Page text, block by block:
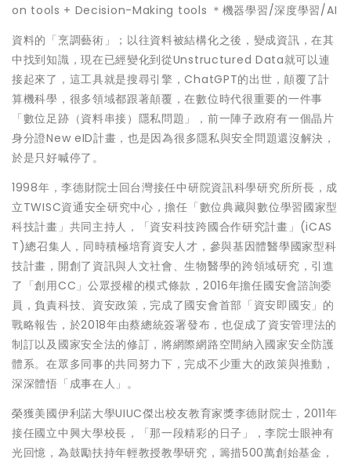
on tools + Decision-Making tools ＊機器學習/深度學習/AI
資料的「烹調藝術」；以往資料被結構化之後，變成資訊，在其
中找到知識，現在已經變化到從Unstructured Data就可以連
接起來了，這工具就是搜尋引擎，ChatGPT的出世，顛覆了計
算機科學，很多領域都跟著顛覆，在數位時代很重要的一件事
「數位足跡（資料串接）隱私問題」，前一陣子政府有一個晶片
身分證New eID計畫，也是因為很多隱私與安全問題還沒解決，
於是只好喊停了。
1998年，李德財院士回台灣接任中研院資訊科學研究所所長，成
立TWISC資通安全研究中心，擔任「數位典藏與數位學習國家型
科技計畫」共同主持人，「資安科技跨國合作研究計畫」(iCAS
T)總召集人，同時積極培育資安人才，參與基因體醫學國家型科
技計畫，開創了資訊與人文社會、生物醫學的跨領域研究，引進
了「創用CC」公眾授權的模式條款，2016年擔任國安會諮詢委
員，負責科技、資安政策，完成了國安會首部「資安即國安」的
戰略報告，於2018年由蔡總統簽署發布，也促成了資安管理法的
制訂以及國家安全法的修訂，將網際網路空間納入國家安全防護
體系。在眾多同事的共同努力下，完成不少重大的政策與推動，
深深體悟「成事在人」。
榮獲美國伊利諾大學UIUC傑出校友教育家獎李德財院士，2011年
接任國立中興大學校長，「那一段精彩的日子」，李院士眼神有
光回憶，為鼓勵扶持年輕教授教學研究，籌措500萬創始基金，